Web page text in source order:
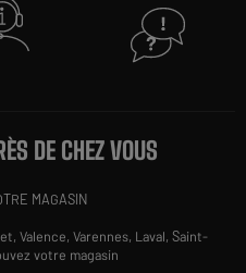
DE CHEZ VOUS
MAGASIN
Valence,Varennes, Laval,Saint-
votre magasin